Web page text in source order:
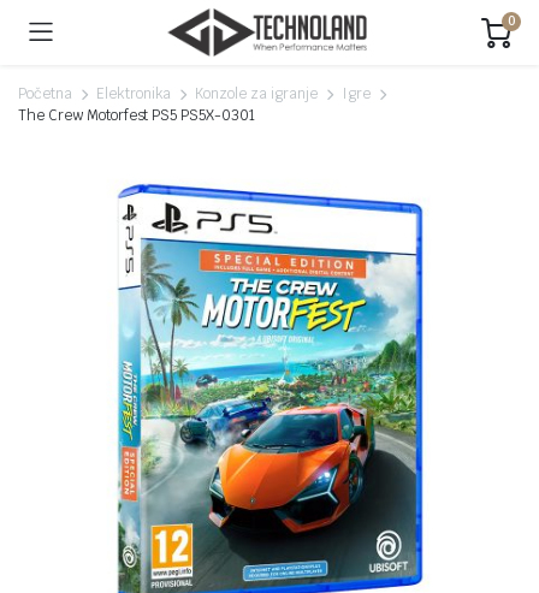
0
Početna Elektronika Konzole za igranje
Igre
The Crew Motorfest PS5 PS5X-0301